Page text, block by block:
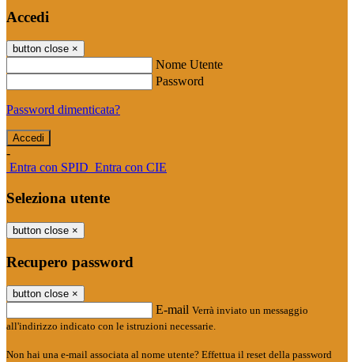
Accedi
button close ×
Nome Utente
Password
Password dimenticata?
-
Entra con SPID Entra con CIE
Seleziona utente
button close ×
Recupero password
button close ×
E-mail Verrà inviato un messaggio
all'indirizzo indicato con le istruzioni necessarie.
Non hai una e-mail associata al nome utente? Effettua il reset della password